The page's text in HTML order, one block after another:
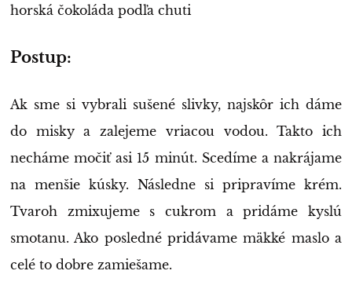
horská čokoláda podľa chuti
Postup:
Ak sme si vybrali sušené slivky, najskôr ich dáme
do misky a zalejeme vriacou vodou. Takto ich
necháme močiť asi 15 minút. Scedíme a nakrájame
na menšie kúsky. Následne si pripravíme krém.
Tvaroh zmixujeme s cukrom a pridáme kyslú
smotanu. Ako posledné pridávame mäkké maslo a
celé to dobre zamiešame.